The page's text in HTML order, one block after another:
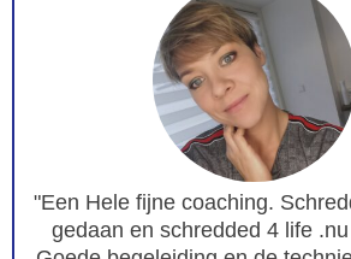
"Een Hele fijne coaching.
gedaan en schredded 4 life